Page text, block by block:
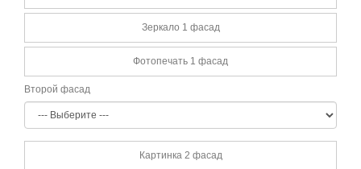
Зеркало 1 фасад
Фотопечать 1 фасад
Второй фасад
Картинка 2 фасад